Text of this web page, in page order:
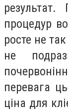
процедур
росте не
не
перевага
ціна для